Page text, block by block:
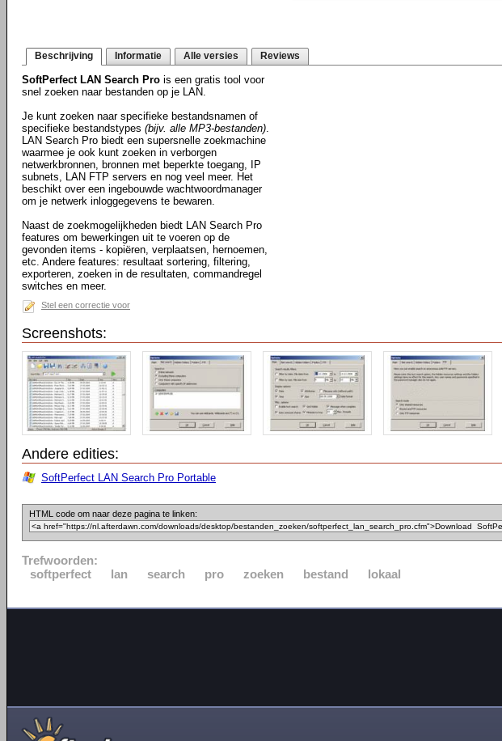
Beschrijving Informatie Alle versies Reviews
SoftPerfect LAN Search Pro is een gratis tool voor
snel zoeken naar bestanden op je LAN.
Je kunt zoeken naar specifieke bestandsnamen of
specifieke bestandstypes (bijv. alle MP3-bestanden).
LAN Search Pro biedt een supersnelle zoekmachine
waarmee je ook kunt zoeken in verborgen
netwerkbronnen, bronnen met beperkte toegang, IP
subnets, LAN FTP servers en nog veel meer. Het
beschikt over een ingebouwde wachtwoordmanager
om je netwerk inloggegevens te bewaren.
Naast de zoekmogelijkheden biedt LAN Search Pro
features om bewerkingen uit te voeren op de
gevonden items - kopiëren, verplaatsen, hernoemen,
etc. Andere features: resultaat sortering, filtering,
exporteren, zoeken in de resultaten, commandregel
switches en meer.
Stel een correctie voor
Screenshots:
Andere edities:
SoftPerfect LAN Search Pro Portable
HTML code om naar deze pagina te linken:
Trefwoorden:
softperfect
lan search pro zoeken bestand lokaal